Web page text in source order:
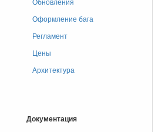
Оформление бага
Регламент
Цены
Архитектура
Документация